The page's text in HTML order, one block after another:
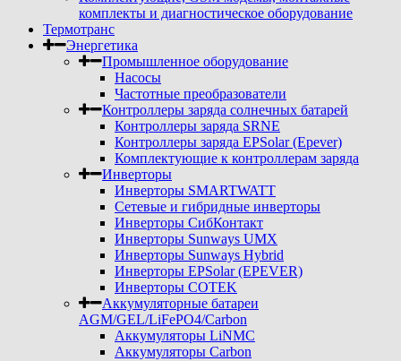
комплекты и диагностическое оборудование
Термотранс
Энергетика
Промышленное оборудование
Насосы
Частотные преобразователи
Контроллеры заряда солнечных батарей
Контроллеры заряда SRNE
Контроллеры заряда EPSolar (Epever)
Комплектующие к контроллерам заряда
Инверторы
Инверторы SMARTWATT
Сетевые и гибридные инверторы
Инверторы СибКонтакт
Инверторы Sunways UMX
Инверторы Sunways Hybrid
Инверторы EPSolar (EPEVER)
Инверторы COTEK
Аккумуляторные батареи
AGM/GEL/LiFePO4/Carbon
Аккумуляторы LiNMC
Аккумуляторы Carbon